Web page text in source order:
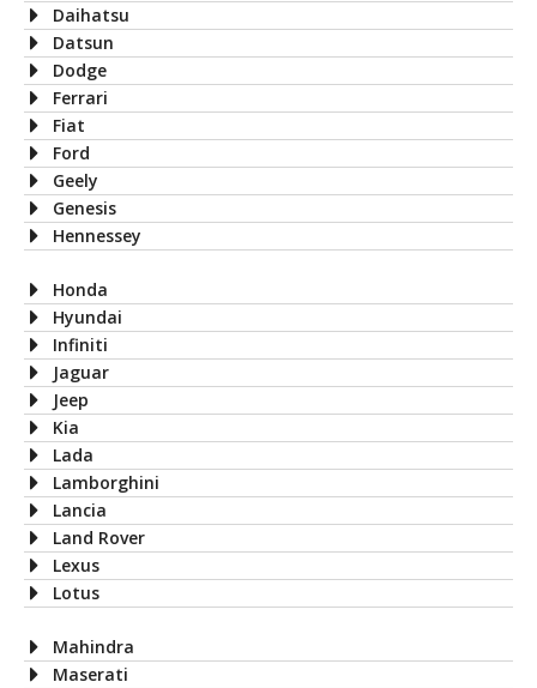
Daihatsu
Datsun
Dodge
Ferrari
Fiat
Ford
Geely
Genesis
Hennessey
Honda
Hyundai
Infiniti
Jaguar
Jeep
Kia
Lada
Lamborghini
Lancia
Land Rover
Lexus
Lotus
Mahindra
Maserati